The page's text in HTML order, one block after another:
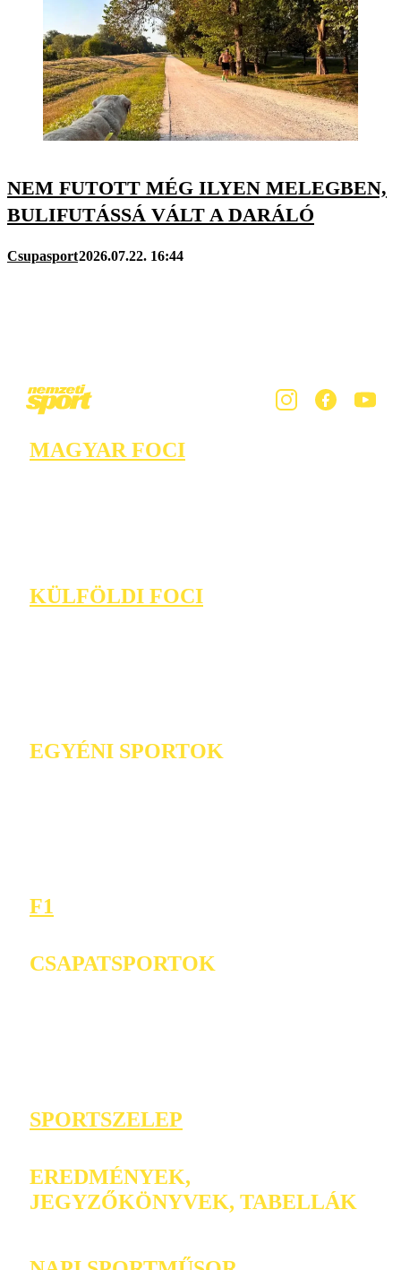
NEM FUTOTT MÉG ILYEN MELEGBEN,
BULIFUTÁSSÁ VÁLT A DARÁLÓ
Csupasport2026.07.22. 16:44
MAGYAR FOCI
KÜLFÖLDI FOCI
EGYÉNI SPORTOK
F1
CSAPATSPORTOK
SPORTSZELEP
EREDMÉNYEK,
JEGYZŐKÖNYVEK, TABELLÁK